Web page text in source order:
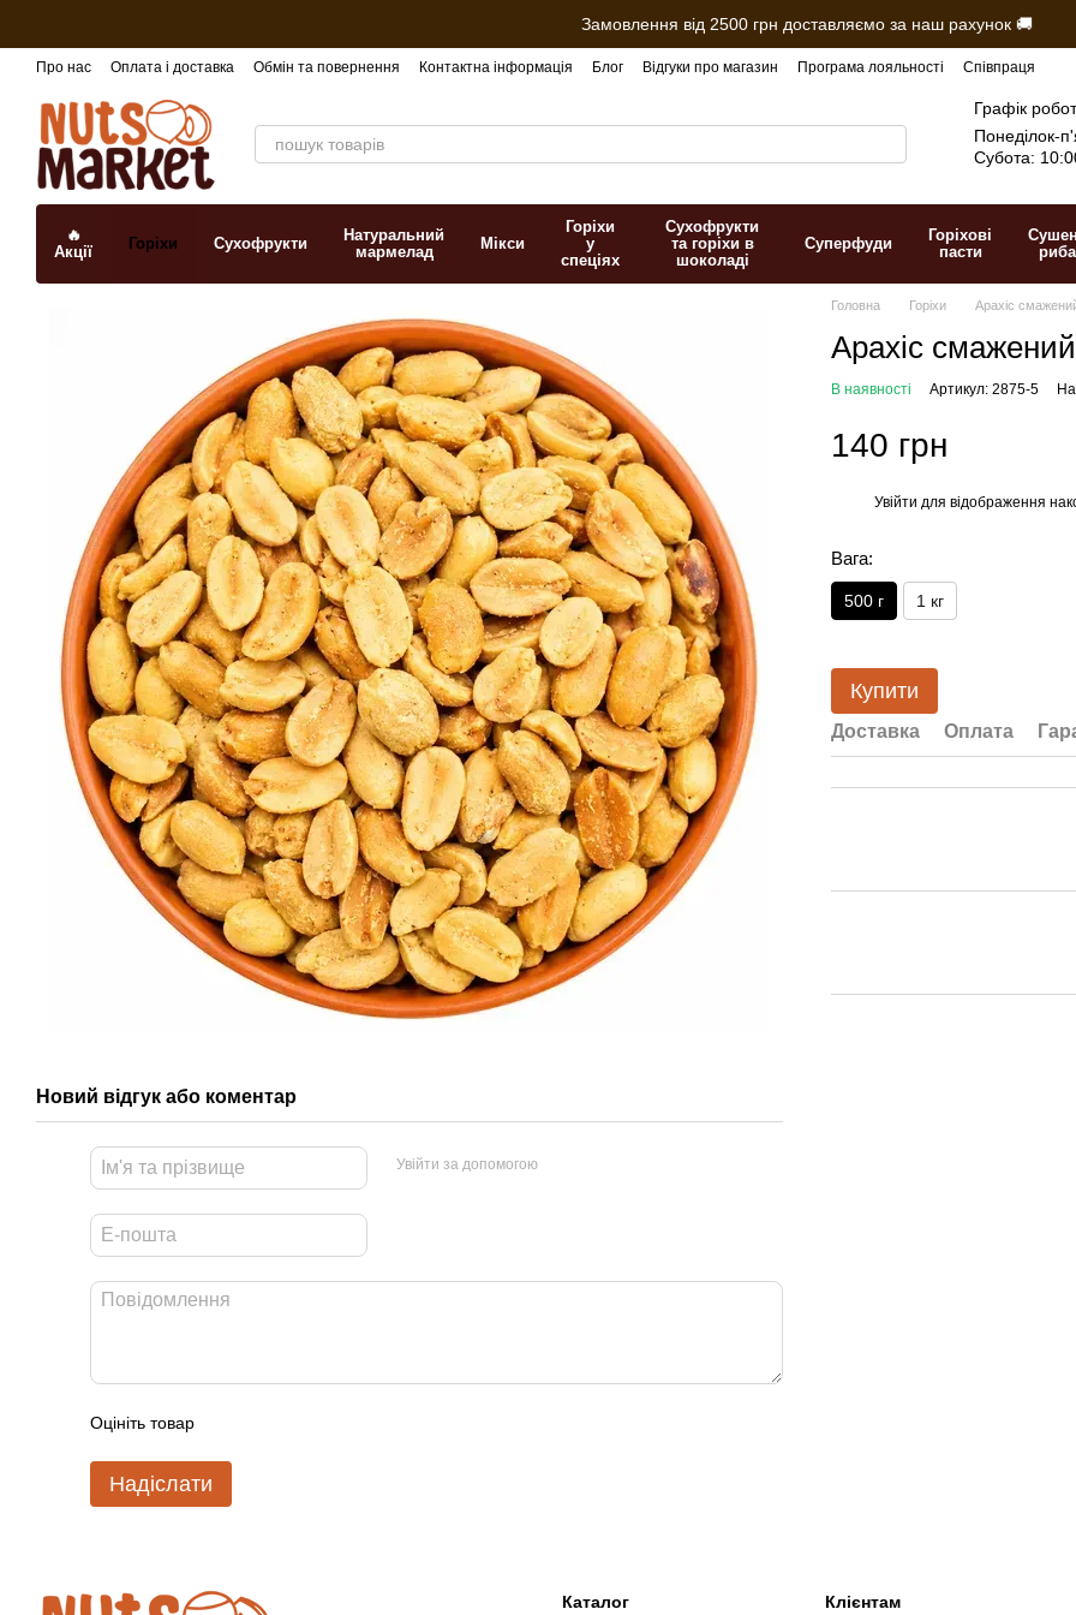
Замовлення від 2500 грн доставляємо за наш рахунок 🚚
Про нас Оплата і доставка Обмін та повернення Контактна інформація Блог Відгуки про магазин Програма лояльності Співпраця
Графік
Понеділок-
Субота:
🔥
Акції
Горіхи Сухофрукти
Натуральний
мармелад
Мікси
Горіхи
у
спеціях
Сухофрукти
та горіхи в
шоколаді
Суперфуди
Горіхові
пасти
риба
Новий відгук або коментар
Увійти за допомогою
Оцініть товар
Надіслати
Головна Горіхи Арахіс
Арахіс
В наявності Артикул: 2875-5
140 грн
Увійти для відображення
Вага:
500 г 1 кг
Купити
Доставка Оплата
Каталог Клієнтам